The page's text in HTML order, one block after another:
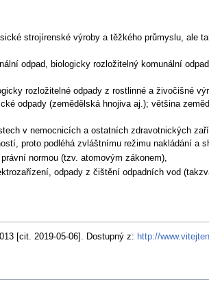
strojírenské výroby a těžkého průmyslu, ale
odpad, biologicky rozložitelný komunální
rozložitelné odpady z rostlinné a živočišné
odpady (zemědělská hnojiva aj.); většina
v nemocnicích a ostatních zdravotnických
proto podléhá zvláštnímu režimu nakládání a
normou (tzv. atomovým zákonem),
odpady z čištění odpadních vod
[cit. 2019-05-06]. Dostupný z: http://